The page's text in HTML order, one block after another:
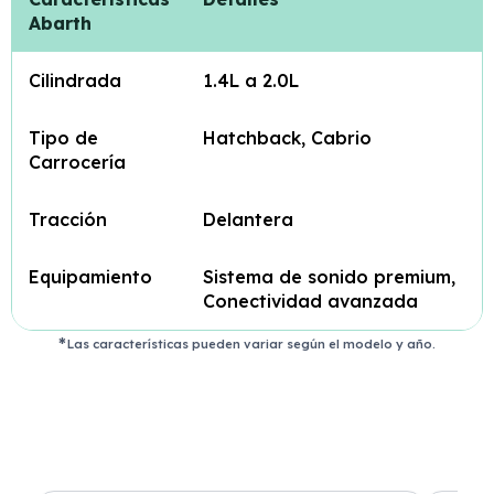
Abarth
Cilindrada 1.4L a 2.0L
Tipo de
Carrocería
Hatchback, Cabrio
Tracción Delantera
Equipamiento
Sistema de sonido premium,
Conectividad avanzada
Las características pueden variar según el modelo y año.